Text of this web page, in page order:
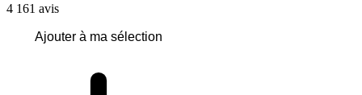
4 161 avis
Ajouter à ma sélection